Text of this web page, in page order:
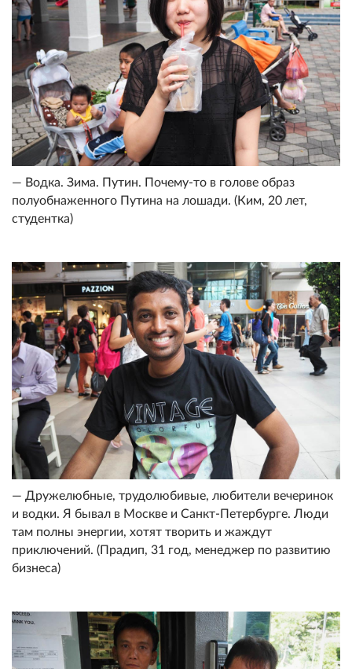
— Водка. Зима. Путин. Почему-то в голове образ
полуобнаженного Путина на лошади. (Ким, 20 лет,
студентка)
— Дружелюбные, трудолюбивые, любители вечеринок
и водки. Я бывал в Москве и Санкт-Петербурге. Люди
там полны энергии, хотят творить и жаждут
приключений. (Прадип, 31 год, менеджер по развитию
бизнеса)